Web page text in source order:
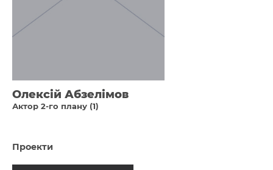
Олексій Абзелімов
Актор 2-го плану (1)
Проекти